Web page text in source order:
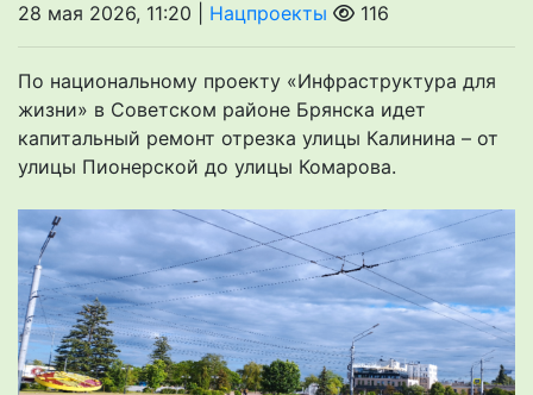
28 мая 2026, 11:20 | Нацпроекты 116
По национальному проекту «Инфраструктура для
жизни» в Советском районе Брянска идет
капитальный ремонт отрезка улицы Калинина – от
улицы Пионерской до улицы Комарова.